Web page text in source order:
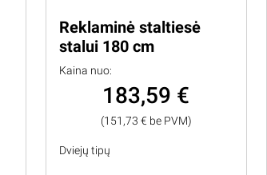
Reklaminė staltiesė
stalui 180 cm
Kaina nuo:
183,59 €
(151,73 € be PVM)
Dviejų tipų